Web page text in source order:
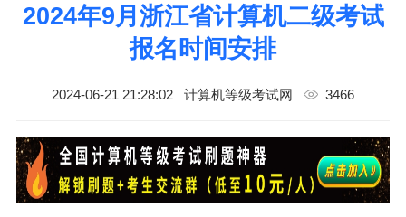
2024年9月浙江省计算机二级考试
报名时间安排
2024-06-21 21:28:02 计算机等级考试网 3466